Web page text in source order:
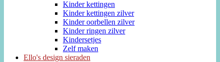
Kinder kettingen
Kinder kettingen zilver
Kinder oorbellen zilver
Kinder ringen zilver
Kindersetjes
Zelf maken
Ello's design sieraden